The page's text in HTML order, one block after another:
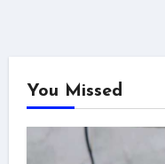
You Missed